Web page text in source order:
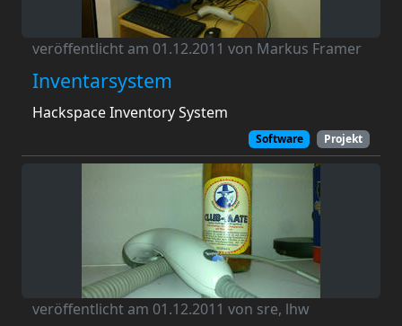
veröffentlicht am 01.12.2011 von Markus Framer
Inventarsystem
Hackspace Inventory System
Software Projekt
veröffentlicht am 01.12.2011 von sre, lhw